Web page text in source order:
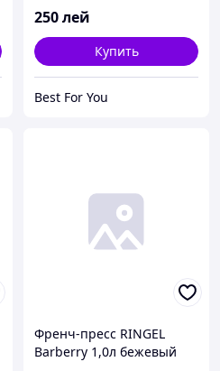
250лей
Купить
Best For You
Френч-пресс RINGEL
Barberry 1,0л бежевый